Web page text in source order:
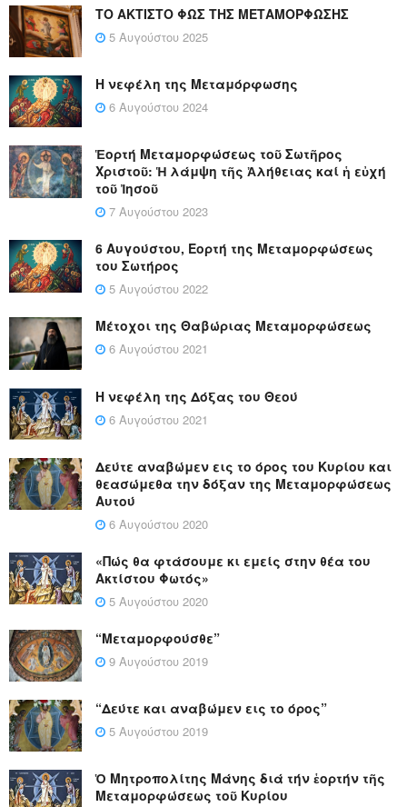
ΤΟ ΑΚΤΙΣΤΟ ΦΩΣ ΤΗΣ ΜΕΤΑΜΟΡΦΩΣΗΣ
5 Αυγούστου 2025
Η νεφέλη της Μεταμόρφωσης
6 Αυγούστου 2024
Ἑορτή Μεταμορφώσεως τοῦ Σωτῆρος
Χριστοῦ: Ἡ λάμψη τῆς Ἀλήθειας καί ἡ εὐχή
τοῦ Ἰησοῦ
7 Αυγούστου 2023
6 Αυγούστου, Εορτή της Μεταμορφώσεως
του Σωτήρος
5 Αυγούστου 2022
Μέτοχοι της Θαβώριας Μεταμορφώσεως
6 Αυγούστου 2021
Η νεφέλη της Δόξας του Θεού
6 Αυγούστου 2021
Δεύτε αναβώμεν εις το όρος του Κυρίου και
θεασώμεθα την δόξαν της Μεταμορφώσεως
Αυτού
6 Αυγούστου 2020
«Πώς θα φτάσουμε κι εμείς στην θέα του
Ακτίστου Φωτός»
5 Αυγούστου 2020
“Μεταμορφούσθε”
9 Αυγούστου 2019
“Δεύτε και αναβώμεν εις το όρος”
5 Αυγούστου 2019
Ὁ Μητροπολίτης Μάνης διά τήν ἑορτήν τῆς
Μεταμορφώσεως τοῦ Κυρίου